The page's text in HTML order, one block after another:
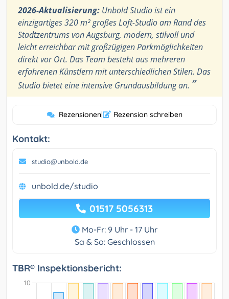
2026-Aktualisierung: Unbold Studio ist ein
einzigartiges 320 m² großes Loft-Studio am Rand des
Stadtzentrums von Augsburg, modern, stilvoll und
leicht erreichbar mit großzügigen Parkmöglichkeiten
direkt vor Ort. Das Team besteht aus mehreren
erfahrenen Künstlern mit unterschiedlichen Stilen. Das
Studio bietet eine intensive Grundausbildung an. ”
Rezensionen| Rezension schreiben
Kontakt:
studio@unbold.de
unbold.de/studio
01517 5056313
Mo-Fr: 9 Uhr - 17 Uhr
Sa & So: Geschlossen
TBR® Inspektionsbericht: